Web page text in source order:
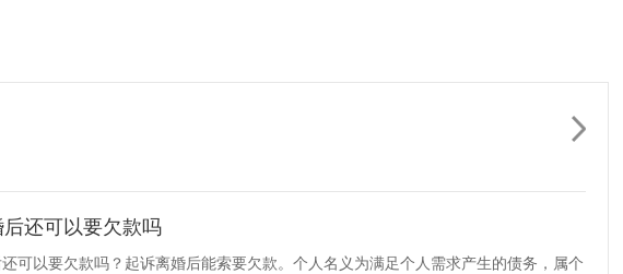
还可以要欠款吗
可以要欠款吗？起诉离婚后能索要欠款。个人名义为满足个人需求产生的债务，属个